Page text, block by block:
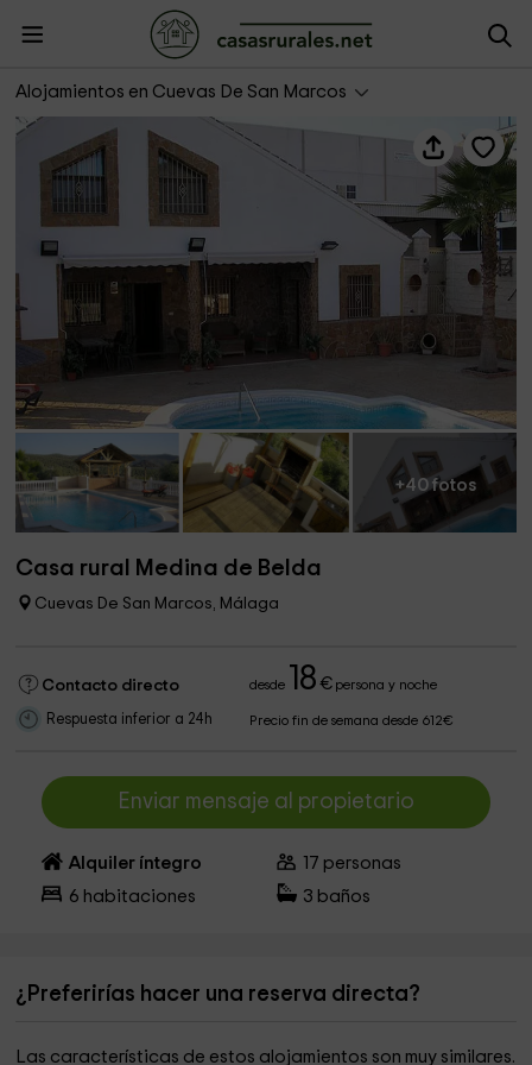
Alojamientos en Cuevas De San Marcos
Casa rural Medina de Belda
+40 fotos
Casa rural Medina de Belda
Cuevas De San Marcos, Málaga
Contacto directo desde 18 €persona y noche
Respuesta inferior a 24h Precio fin de semana desde 612€
Enviar mensaje al propietario
Alquiler íntegro 17 personas
6 habitaciones 3 baños
¿Preferirías hacer una reserva directa?
Las características de estos alojamientos son muy similares.